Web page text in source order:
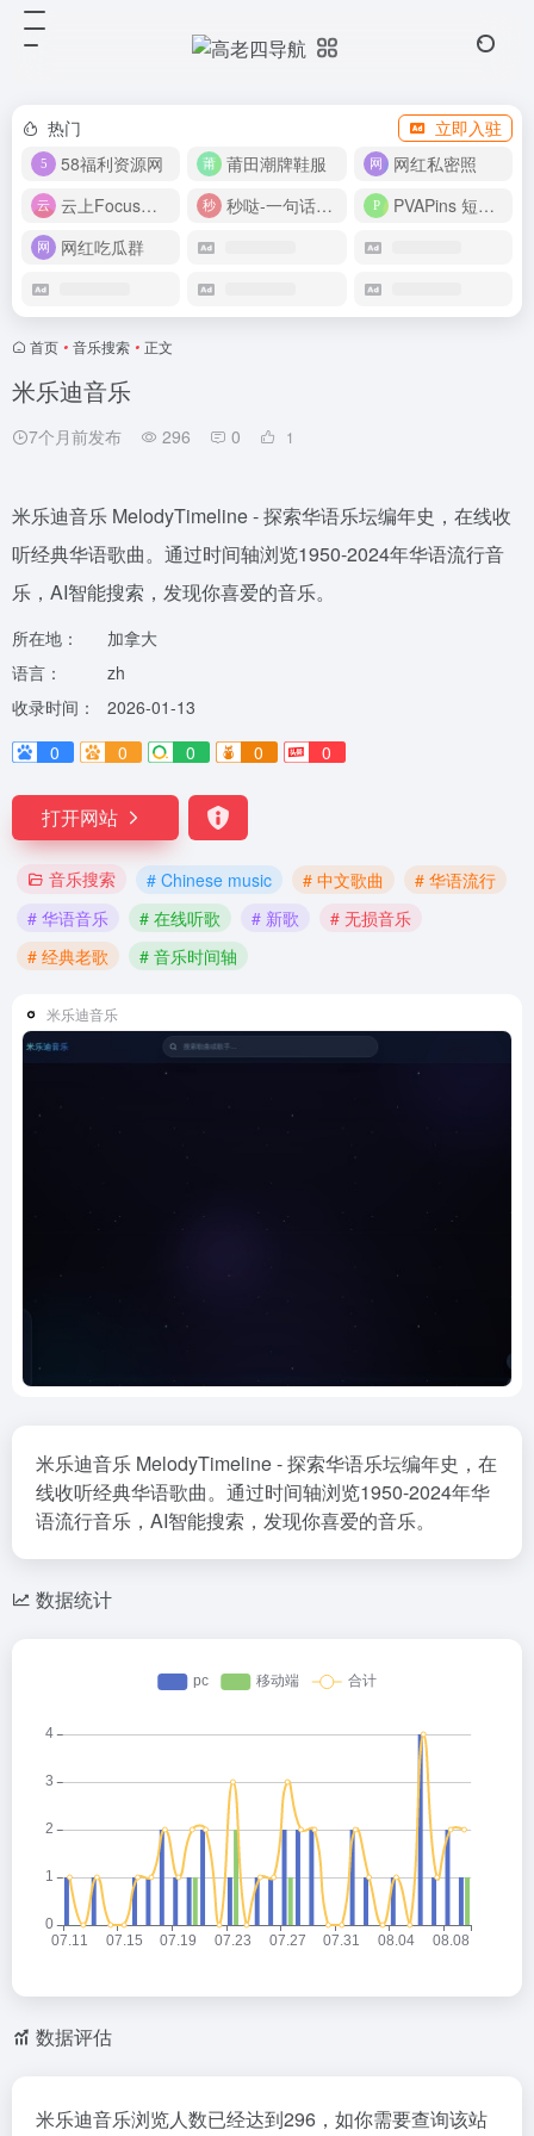
热门
立即入驻
58福利资源网
莆田潮牌鞋服
网红私密照
云上Focus接码平台
秒哒-一句话做应用
PVAPins 短信接码平台
网红吃瓜群
首页 • 音乐搜索 • 正文
米乐迪音乐
7个月前发布 296 0 1
米乐迪音乐 MelodyTimeline - 探索华语乐坛编年史，在线收
听经典华语歌曲。通过时间轴浏览1950-2024年华语流行音
乐，AI智能搜索，发现你喜爱的音乐。
所在地：
加拿大
语言：
zh
收录时间：
2026-01-13
0
0 0 0 0
打开网站
音乐搜索 # Chinese music # 中文歌曲
# 华语流行
# 华语音乐
# 在线听歌 # 新歌
# 无损音乐
# 经典老歌
# 音乐时间轴
米乐迪音乐
米乐迪音乐 MelodyTimeline - 探索华语乐坛编年史，在
线收听经典华语歌曲。通过时间轴浏览1950-2024年华
语流行音乐，AI智能搜索，发现你喜爱的音乐。
数据统计
数据评估
米乐迪音乐浏览人数已经达到296，如你需要查询该站